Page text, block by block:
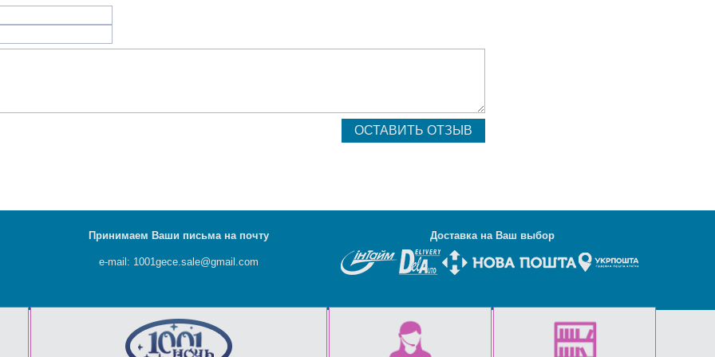
Принимаем Ваши письма на почту Доставка на Ваш выбор
e-mail: 1001gece.sale@gmail.com